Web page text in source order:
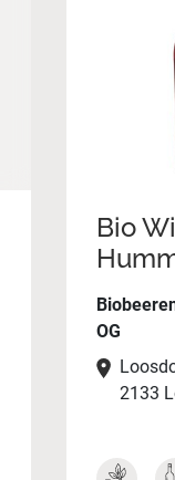
Bio
OG
2133